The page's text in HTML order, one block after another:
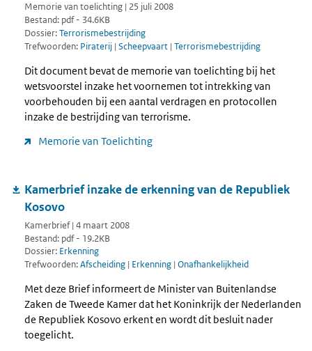
Memorie van toelichting | 25 juli 2008
Bestand: pdf - 34.6KB
Dossier:Terrorismebestrijding
Trefwoorden: Piraterij | Scheepvaart | Terrorismebestrijding
Dit document bevat de memorie van toelichting bij het
wetsvoorstel inzake het voornemen tot intrekking van
voorbehouden bij een aantal verdragen en protocollen
inzake de bestrijding van terrorisme.
Memorie van Toelichting
Kamerbrief inzake de erkenning van de Republiek
Kosovo
Kamerbrief | 4 maart 2008
Bestand: pdf - 19.2KB
Dossier: Erkenning
Trefwoorden:Afscheiding | Erkenning | Onafhankelijkheid
Met deze Brief informeert de Minister van Buitenlandse
Zaken de Tweede Kamer dat het Koninkrijk der Nederlanden
de Republiek Kosovo erkent en wordt dit besluit nader
toegelicht.